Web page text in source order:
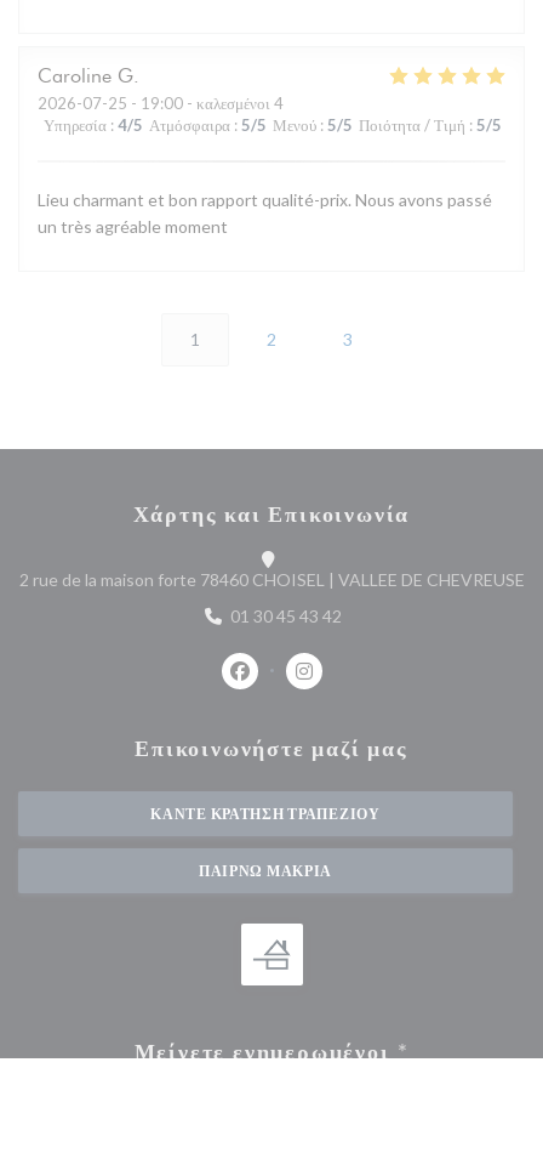
Caroline G
2026-07-25 - 19:00 - καλεσμένοι 4
Υπηρεσία : 4/5 Ατμόσφαιρα : 5/5 Μενού : 5/5 Ποιότητα / Τιμή : 5/5
Lieu charmant et bon rapport qualité-prix. Nous avons passé
un très agréable moment
1 2 3
Χάρτης και Επικοινωνία
2 rue de la maison forte 78460 CHOISEL | VALLEE DE CHEVREUSE
01 30 45 43 42
Facebook ((ανοίγει σε νέο παράθυρο))
Instagram ((ανοίγει σε νέο
Επικοινωνήστε μαζί μας
ΚΆΝΤΕ ΚΡΆΤΗΣΗ ΤΡΑΠΕΖΙΟΎ
ΠΑΊΡΝΩ ΜΑΚΡΙΆ
Μείνετε ενημερωμένοι*